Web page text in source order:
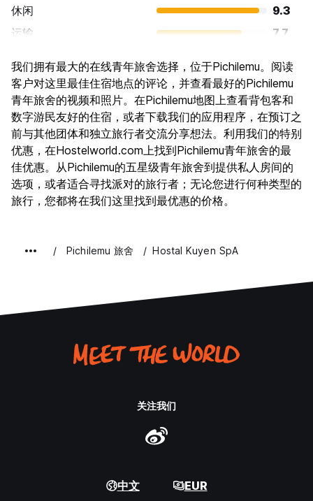
休闲
9.3
运输
7.7
文化
7.4
夜生活
7.5
物有所值
8.5
我们拥有最大的在线青年旅舍选择，位于Pichilemu。阅读
客户对这里最佳住宿地点的评论，并查看最好的Pichilemu
青年旅舍的视频和照片。在Pichilemu地图上查看背包客和
数字游民友好的住宿，或者下载我们的应用程序，在预订之
前与其他团体和独立旅行者交流分享想法。利用我们的特别
优惠，在Hostelworld.com上找到Pichilemu青年旅舍的最
佳优惠。从Pichilemu的五星级青年旅舍到提供私人房间的
选项，或者适合寻找派对的旅行者；无论您进行何种类型的
旅行，您都将在我们这里找到最优惠的价格。
Pichilemu 旅舍 Hostal Kuyen SpA
关注我们
中文 EUR